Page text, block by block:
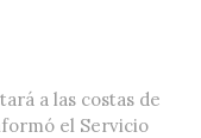
a las costas de
el Servicio